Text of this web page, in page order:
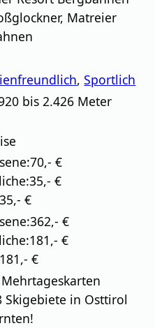
Matreier
,Sportlich
bis 2.426 Meter
70,- €
35,- €
35,- €
362,- €
181,- €
181,- €
Skigebiete in Osttirol